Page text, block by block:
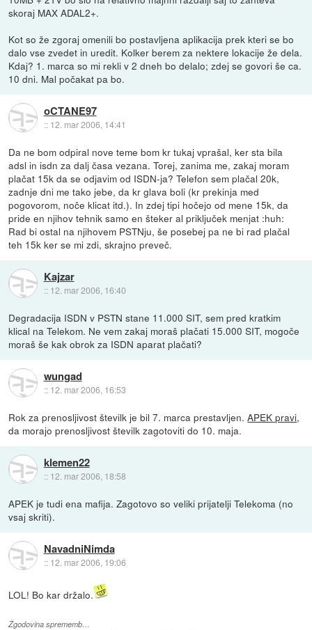
skoraj MAX ADAL2+.
Kot so že zgoraj omenili bo postavljena aplikacija prek kteri se bo
dalo vse zvedet in uredit. Kolker berem za nektere lokacije že dela.
Kdaj? 1. marca so mi rekli v 2 dneh bo delalo; zdej se govori še ca.
10 dni. Mal počakat pa bo.
oCTANE97
:: 12. mar 2006, 14:41
Da ne bom odpiral nove teme bom kr tukaj vprašal, ker sta bila
adsl in isdn za dalj časa vezana. Torej, zanima me, zakaj moram
plačat 15k da se odjavim od ISDN-ja? Telefon sem plačal 20k,
zadnje dni me tako jebe, da kr glava boli (kr prekinja med
pogovorom, noče klicat itd.). In zdej tipi hočejo od mene 15k, da
pride en njihov tehnik samo en šteker al priključek menjat :huh:
Rad bi ostal na njihovem PSTNju, še posebej pa ne bi rad plačal
teh 15k ker se mi zdi, skrajno preveč.
Kajzar
:: 12. mar 2006, 16:40
Degradacija ISDN v PSTN stane 11.000 SIT, sem pred kratkim
klical na Telekom. Ne vem zakaj moraš plačati 15.000 SIT, mogoče
moraš še kak obrok za ISDN aparat plačati?
wungad
:: 12. mar 2006, 16:53
Rok za prenosljivost številk je bil 7. marca prestavljen.APEK pravi,
da morajo prenosljivost številk zagotoviti do 10. maja.
klemen22
:: 12. mar 2006, 18:58
APEK je tudi ena mafija. Zagotovo so veliki prijatelji Telekoma (no
vsaj skriti).
NavadniNimda
:: 12. mar 2006, 19:06
LOL! Bo kar držalo.
Zgodovina sprememb…